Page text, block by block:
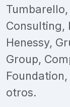
Consulting,
Henessy,
Group,
otros.